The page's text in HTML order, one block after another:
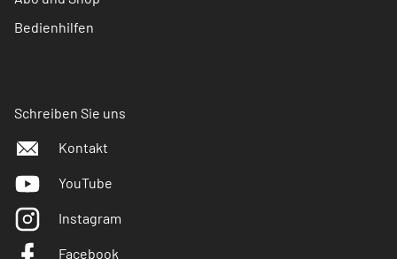
Bedienhilfen
Schreiben Sie uns
Kontakt
YouTube
Instagram
Facebook